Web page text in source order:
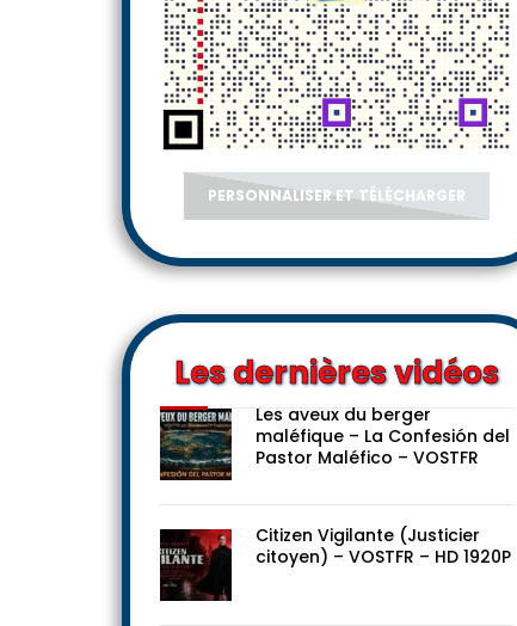
Les dernières vidéos
Les aveux du berger
Pastor Maléfico – VOSTFR